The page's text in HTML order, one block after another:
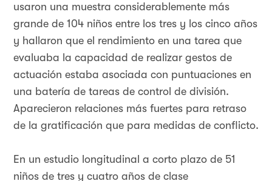
usaron una muestra considerablemente más
grande de 104 niños entre los tres y los cinco años
y hallaron que el rendimiento en una tarea que
evaluaba la capacidad de realizar gestos de
actuación estaba asociada con puntuaciones en
una batería de tareas de control de división.
Aparecieron relaciones más fuertes para retraso
de la gratificación que para medidas de conflicto.
En un estudio longitudinal a corto plazo de 51
niños de tres y cuatro años de clase